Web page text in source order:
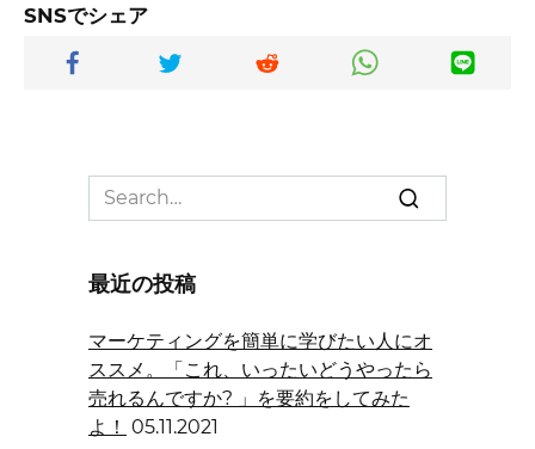
SNSでシェア
Search
for:
最近の投稿
マーケティングを簡単に学びたい人にオ
ススメ。「これ、いったいどうやったら
売れるんですか? 」を要約をしてみた
よ！ 05.11.2021